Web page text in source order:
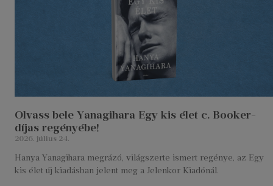
Olvass bele Yanagihara Egy kis élet c. Booker-
díjas regényébe!
2026. július 24.
Hanya Yanagihara megrázó, világszerte ismert regénye, az Egy
kis élet új kiadásban jelent meg a Jelenkor Kiadónál.